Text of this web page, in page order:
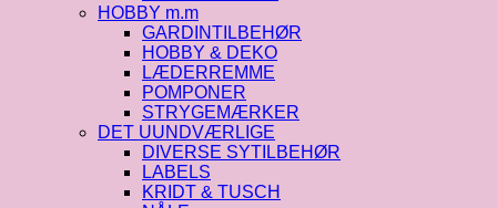
HOBBY m.m
GARDINTILBEHØR
HOBBY & DEKO
LÆDERREMME
POMPONER
STRYGEMÆRKER
DET UUNDVÆRLIGE
DIVERSE SYTILBEHØR
LABELS
KRIDT & TUSCH